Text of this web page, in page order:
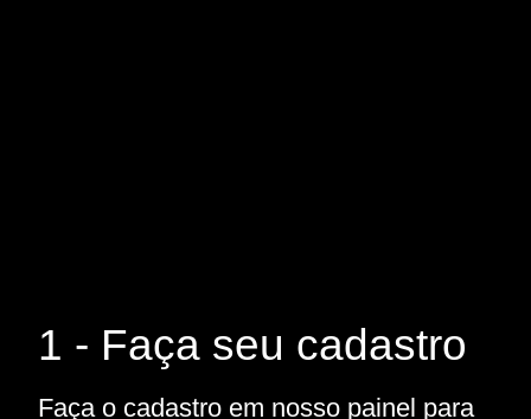
1 - Faça seu cadastro
Faça o cadastro em nosso painel para